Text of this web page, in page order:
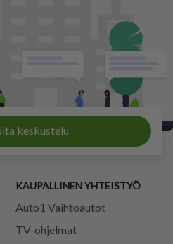
keskustelu
KAUPALLINEN YHTEISTYÖ
Auto1 Vaihtoautot
TV-ohjelmat